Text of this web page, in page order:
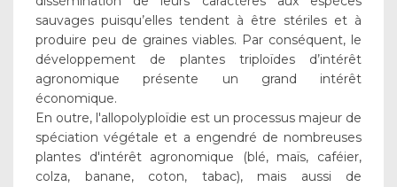
sauvages puisqu’elles tendent à être stériles et à
produire peu de graines viables. Par conséquent, le
développement de plantes triploïdes d’intérêt
agronomique présente un grand intérêt
économique.
En outre, l'allopolyploïdie est un processus majeur de
spéciation végétale et a engendré de nombreuses
plantes d'intérêt agronomique (blé, maïs, caféier,
colza, banane, coton, tabac), mais aussi de